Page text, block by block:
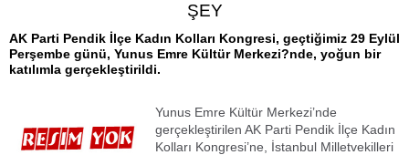
ŞEY
AK Parti Pendik İlçe Kadın Kolları Kongresi, geçtiğimiz 29 Eylül
Perşembe günü, Yunus Emre Kültür Merkezi?nde, yoğun bir
katılımla gerçekleştirildi.
Yunus Emre Kültür Merkezi’nde
gerçekleştirilen AK Parti Pendik İlçe Kadın
Kolları Kongresi’ne, İstanbul Milletvekilleri